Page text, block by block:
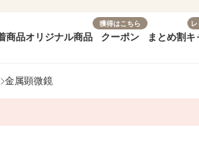
商品オリジナル商品
獲得はこちら
クーポン まとめ割キ
金属顕微鏡